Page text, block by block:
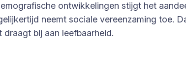
ontwikkelingen stijgt het
neemt sociale vereenzaming toe.
bij aan leefbaarheid.